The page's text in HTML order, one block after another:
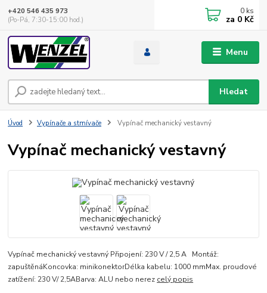
Menu
Hledat
+420 546 435 973
(Po-Pá, 7:30-15:00 hod.)
0 ks
za 0 Kč
Úvod Vypínače a stmívače Vypínač mechanický vestavný
Vypínač mechanický vestavný
Vypínač mechanický vestavný Připojení: 230 V / 2,5 A Montáž:
zapuštěnáKoncovka: minikonektorDélka kabelu: 1000 mmMax. proudové
zatížení: 230 V/ 2,5ABarva: ALU nebo nerez celý popis